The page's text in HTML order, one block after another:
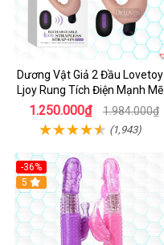
Dương Vật Giả 2 Đầu Lovetoy
Ljoy Rung Tích Điện Mạnh Mẽ
1.250.000₫ 1.984.000₫
(1,943)
-36%
Hot
5